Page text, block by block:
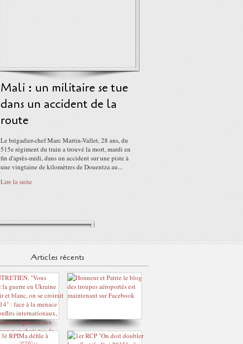
Mali : un militaire se tue
dans un accident de la
route
Le brigadier-chef Marc Martin-Vallet, 28 ans, du
515e régiment du train a trouvé la mort, mardi en
fin d'après-midi, dans un accident sur une piste à
une vingtaine de kilomètres de Douentza au...
Lire la suite
Articles récents